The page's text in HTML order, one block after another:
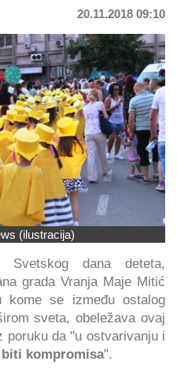
20.11.2018 09:10
(ilustracija)
Svetskog dana deteta,
grada Vranja Maje Mitić
kome se između ostalog
sveta, obeležava ovaj
poruku da "u ostvarivanju i
biti kompromisa".